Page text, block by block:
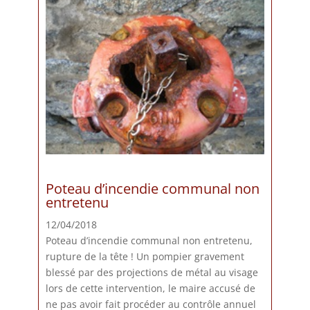
Poteau d’incendie communal non
entretenu
12/04/2018
Poteau d’incendie communal non entretenu,
rupture de la tête ! Un pompier gravement
blessé par des projections de métal au visage
lors de cette intervention, le maire accusé de
ne pas avoir fait procéder au contrôle annuel